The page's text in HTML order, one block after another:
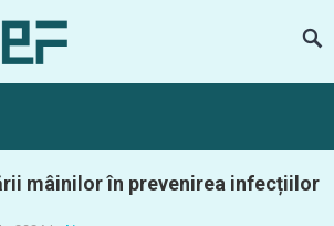
mâinilor în prevenirea infecțiilor